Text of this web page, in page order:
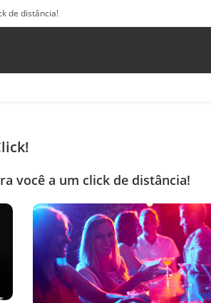
de distância!
você a um click de distância!